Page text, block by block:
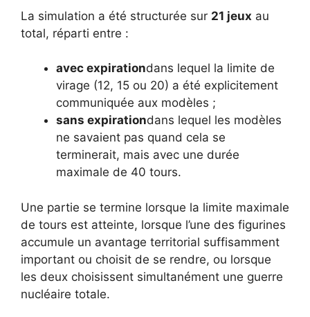
La simulation a été structurée sur 21 jeux au
total, réparti entre :
avec expirationdans lequel la limite de
virage (12, 15 ou 20) a été explicitement
communiquée aux modèles ;
sans expirationdans lequel les modèles
ne savaient pas quand cela se
terminerait, mais avec une durée
maximale de 40 tours.
Une partie se termine lorsque la limite maximale
de tours est atteinte, lorsque l’une des figurines
accumule un avantage territorial suffisamment
important ou choisit de se rendre, ou lorsque
les deux choisissent simultanément une guerre
nucléaire totale.